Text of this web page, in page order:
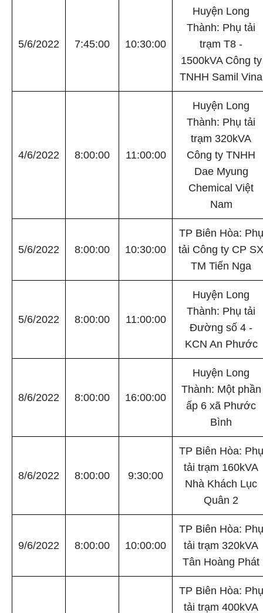
5/6/2022 7:45:00 10:30:00
Huyện Long
Thành: Phụ tải
trạm T8 -
1500kVA Công ty
TNHH Samil Vina
4/6/2022 8:00:00 11:00:00
Huyện Long
Thành: Phụ tải
trạm 320kVA
Công ty TNHH
Dae Myung
Chemical Việt
Nam
5/6/2022 8:00:00 10:30:00
TP Biên Hòa: Phụ
tải Công ty CP SX
TM Tiến Nga
5/6/2022 8:00:00 11:00:00
Huyện Long
Thành: Phụ tải
Đường số 4 -
KCN An Phước
8/6/2022 8:00:00 16:00:00
Huyện Long
Thành: Một phần
ấp 6 xã Phước
Bình
8/6/2022 8:00:00 9:30:00
TP Biên Hòa: Phụ
tải trạm 160kVA
Nhà Khách Lục
Quân 2
9/6/2022 8:00:00 10:00:00
TP Biên Hòa: Phụ
tải trạm 320kVA
Tân Hoàng Phát
TP Biên Hòa: Phụ
tải trạm 400kVA